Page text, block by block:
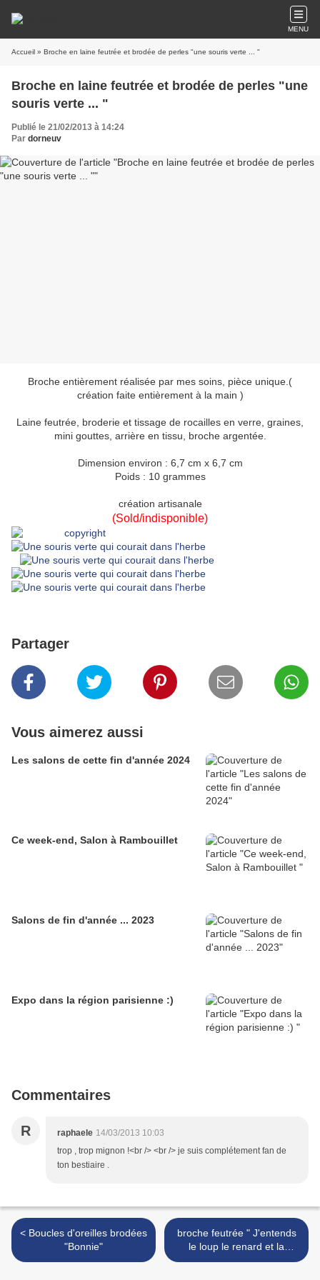
MENU
Accueil » Broche en laine feutrée et brodée de perles "une souris verte ... "
Broche en laine feutrée et brodée de perles "une
souris verte ... "
Publié le 21/02/2013 à 14:24
Par dorneuv
Broche entièrement réalisée par mes soins, pièce unique.(
création faite entièrement à la main )
Laine feutrée, broderie et tissage de rocailles en verre, graines,
mini gouttes, arrière en tissu, broche argentée.
Dimension environ : 6,7 cm x 6,7 cm
Poids : 10 grammes
création artisanale
(Sold/indisponible)
Partager
Vous aimerez aussi
Les salons de cette fin d'année 2024
Ce week-end, Salon à Rambouillet
Salons de fin d'année ... 2023
Expo dans la région parisienne :)
Commentaires
R raphaele 14/03/2013 10:03
trop , trop mignon !<br /> <br /> je suis complétement fan de
ton bestiaire .
< Boucles d'oreilles brodées
"Bonnie"
broche feutrée " J'entends
le loup le renard et la
belette..." >